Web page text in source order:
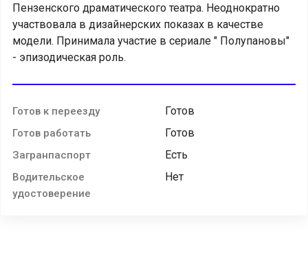
Пензенского драматического театра. Неоднократно
участвовала в дизайнерских показах в качестве
модели. Принимала участие в сериале " Полупановы"
- эпизодическая роль.
Готов к переезду Готов
Готов работать Готов
Загранпаспорт Есть
Водительское
удостоверение
Нет